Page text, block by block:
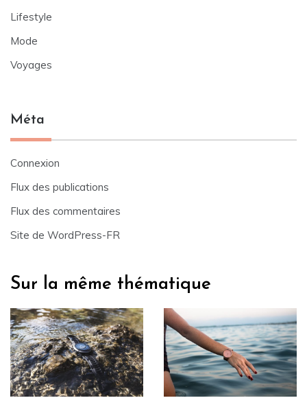
Lifestyle
Mode
Voyages
Méta
Connexion
Flux des publications
Flux des commentaires
Site de WordPress-FR
Sur la même thématique